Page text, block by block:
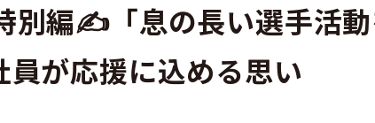
編✍️「息の長い選手活
員が応援に込める思い